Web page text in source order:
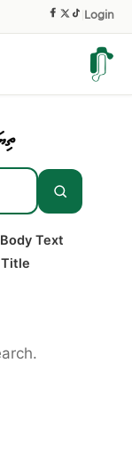
Login
Text